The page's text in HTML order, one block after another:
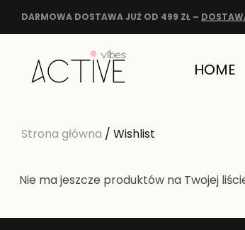
DARMOWA DOSTAWA JUŻ OD 499 ZŁ –
HOME
Strona główna / Wishlist
Nie ma jeszcze produktów na Twojej